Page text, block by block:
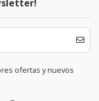
ofertas y nuevos